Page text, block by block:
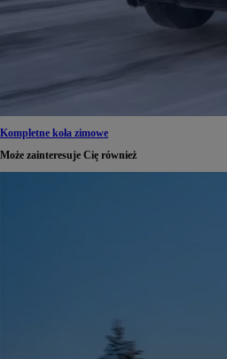
Kompletne koła zimowe
Może zainteresuje Cię również